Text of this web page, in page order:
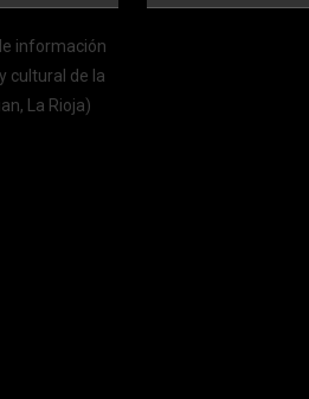
información
cultural de la
La Rioja)